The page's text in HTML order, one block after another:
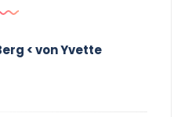
< von Yvette